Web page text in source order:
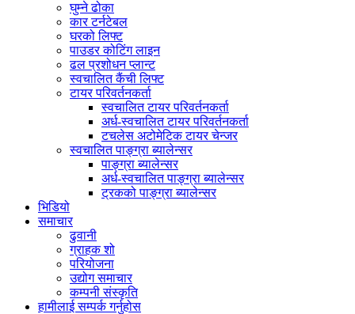
घुम्ने ढोका
कार टर्नटेबल
घरको लिफ्ट
पाउडर कोटिंग लाइन
ढल प्रशोधन प्लान्ट
स्वचालित कैंची लिफ्ट
टायर परिवर्तनकर्ता
स्वचालित टायर परिवर्तनकर्ता
अर्ध-स्वचालित टायर परिवर्तनकर्ता
टचलेस अटोमेटिक टायर चेन्जर
स्वचालित पाङ्ग्रा ब्यालेन्सर
पाङ्ग्रा ब्यालेन्सर
अर्ध-स्वचालित पाङ्ग्रा ब्यालेन्सर
ट्रकको पाङ्ग्रा ब्यालेन्सर
भिडियो
समाचार
ढुवानी
ग्राहक शो
परियोजना
उद्योग समाचार
कम्पनी संस्कृति
हामीलाई सम्पर्क गर्नुहोस